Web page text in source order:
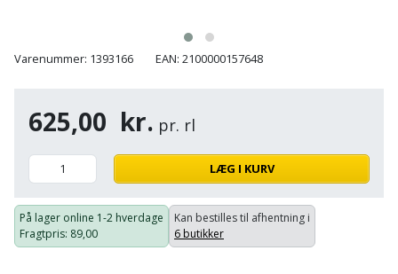
Garageport
Gelænder
Gips
Hardieplank
og
Gevindskærer
Gipsværktøj
Glasløfter
Glasskærer
Bits
Bordrundsav
Bore-
kædesav
Motorsav
og
kædesav
tilbehør
Brændeovn
Brandslukker
Brugskunst
Damprengøring
væg
Tape
fittings
Ventilation
indeklima
Gaveideer
Aktiviteter
Varenummer: 1393166 EAN: 2100000157648
625,00 kr. pr. rl
LÆG I KURV
På lager online 1-2 hverdage
Fragtpris: 89,00
Kan bestilles til afhentning i
6 butikker